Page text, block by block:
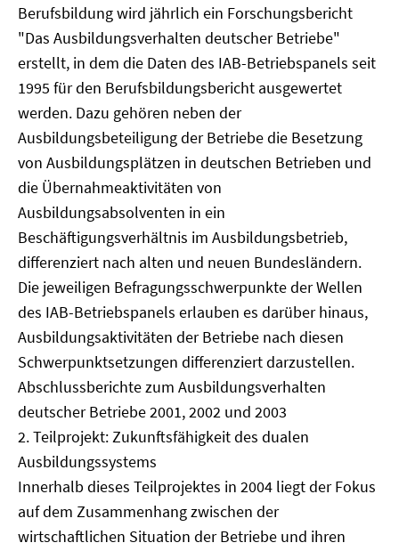
Berufsbildung wird jährlich ein Forschungsbericht
"Das Ausbildungsverhalten deutscher Betriebe"
erstellt, in dem die Daten des IAB-Betriebspanels seit
1995 für den Berufsbildungsbericht ausgewertet
werden. Dazu gehören neben der
Ausbildungsbeteiligung der Betriebe die Besetzung
von Ausbildungsplätzen in deutschen Betrieben und
die Übernahmeaktivitäten von
Ausbildungsabsolventen in ein
Beschäftigungsverhältnis im Ausbildungsbetrieb,
differenziert nach alten und neuen Bundesländern.
Die jeweiligen Befragungsschwerpunkte der Wellen
des IAB-Betriebspanels erlauben es darüber hinaus,
Ausbildungsaktivitäten der Betriebe nach diesen
Schwerpunktsetzungen differenziert darzustellen.
Abschlussberichte zum Ausbildungsverhalten
deutscher Betriebe 2001, 2002 und 2003
2. Teilprojekt: Zukunftsfähigkeit des dualen
Ausbildungssystems
Innerhalb dieses Teilprojektes in 2004 liegt der Fokus
auf dem Zusammenhang zwischen der
wirtschaftlichen Situation der Betriebe und ihren